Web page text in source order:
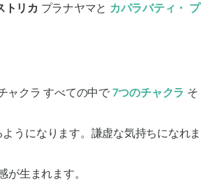
トリカ プラナヤマと カパラバティ・ プ
ャクラ すべての中で 7つのチャクラ そ
うになります。謙虚な気持ちになれま
が生まれます。